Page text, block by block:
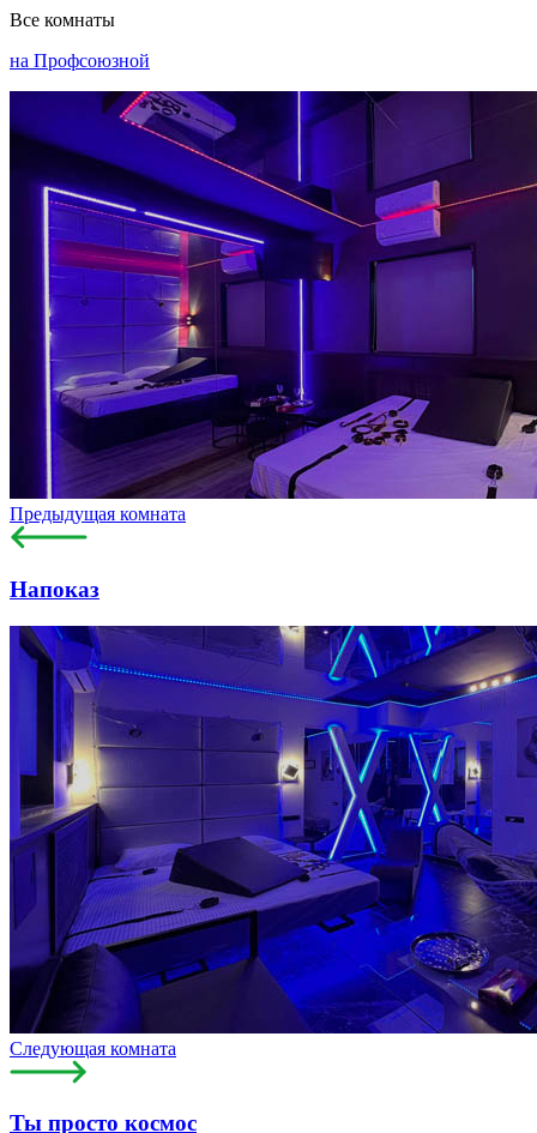
Все комнаты
на Профсоюзной
Предыдущая комната
Напоказ
Следующая комната
Ты просто космос